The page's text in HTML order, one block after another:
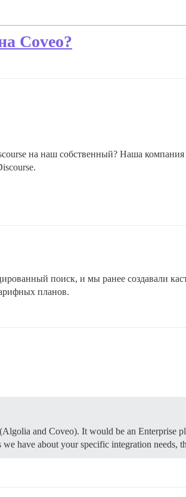
Coveo?
на наш собственный? Наша
поиск, и мы ранее создавали
планов.
and Coveo). It would be an
we have about your specific integration needs,